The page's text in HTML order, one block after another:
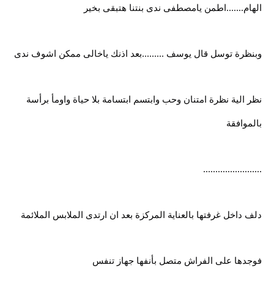
الهام.......اطمن يامصطفى ندى بنتنا هتبقى بخير
وبنظرة توسل قال يوسف .........بعد اذنك ياخالى ممكن اشوف ندى
نظر الية نظرة امتنان وحب وابتسم ابتسامة بلا حياة واومأ برأسة
بالموافقة
........................
دلف داخل غرفتها بالعناية المركزة بعد ان ارتدى الملابس الملائمة
فوجدها على الفراش متصل بأنفها جهاز تنفس